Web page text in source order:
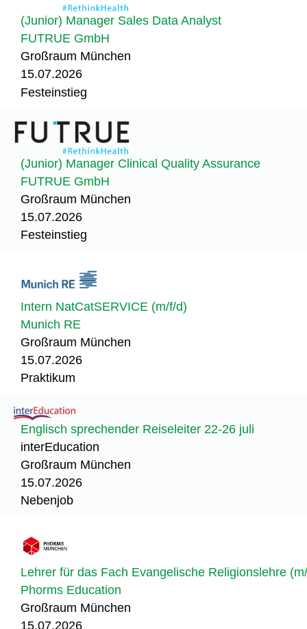
(Junior) Manager Sales Data Analyst
FUTRUE GmbH
Großraum München
15.07.2026
Festeinstieg
(Junior) Manager Clinical Quality Assurance
FUTRUE GmbH
Großraum München
15.07.2026
Festeinstieg
Intern NatCatSERVICE (m/f/d)
Munich RE
Großraum München
15.07.2026
Praktikum
Englisch sprechender Reiseleiter 22-26 juli
interEducation
Großraum München
15.07.2026
Nebenjob
Lehrer für das Fach Evangelische Religionslehre
Phorms Education
Großraum München
15.07.2026